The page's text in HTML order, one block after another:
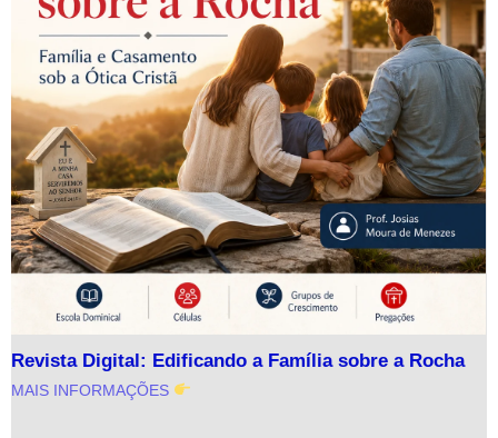
Revista Digital: Edificando a Família sobre a Rocha
MAIS INFORMAÇÕES